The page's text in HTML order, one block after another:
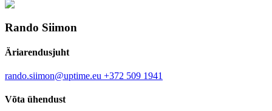
Rando Siimon
Äriarendusjuht
rando.siimon@uptime.eu +372 509 1941
Võta ühendust